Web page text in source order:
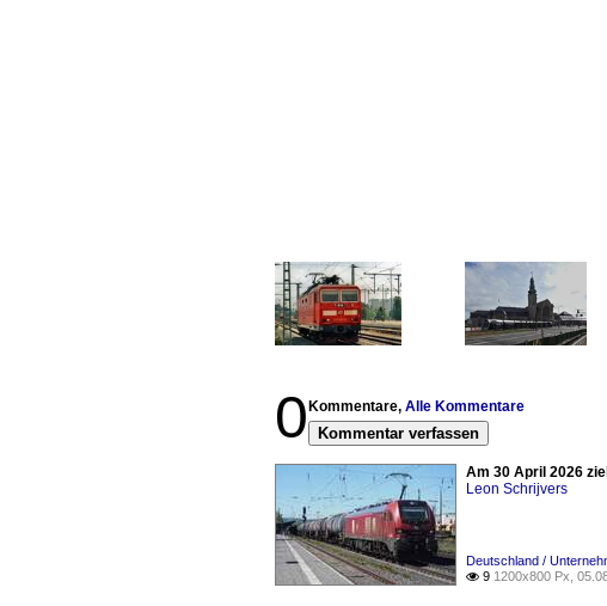
0 Kommentare, Alle Kommentare
Kommentar verfassen
Am 30 April 2026
Leon Schrijvers
Deutschland /
 9 1200x800 Px,